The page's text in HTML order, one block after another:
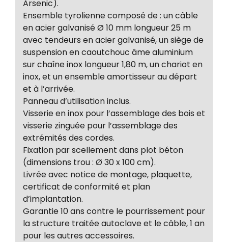
Arsenic).
Ensemble tyrolienne composé de : un câble
en acier galvanisé Ø 10 mm longueur 25 m
avec tendeurs en acier galvanisé, un siège de
suspension en caoutchouc âme aluminium
sur chaîne inox longueur 1,80 m, un chariot en
inox, et un ensemble amortisseur au départ
et à l’arrivée.
Panneau d’utilisation inclus.
Visserie en inox pour l’assemblage des bois et
visserie zinguée pour l’assemblage des
extrémités des cordes.
Fixation par scellement dans plot béton
(dimensions trou : Ø 30 x 100 cm).
Livrée avec notice de montage, plaquette,
certificat de conformité et plan
d’implantation.
Garantie 10 ans contre le pourrissement pour
la structure traitée autoclave et le câble, 1 an
pour les autres accessoires.